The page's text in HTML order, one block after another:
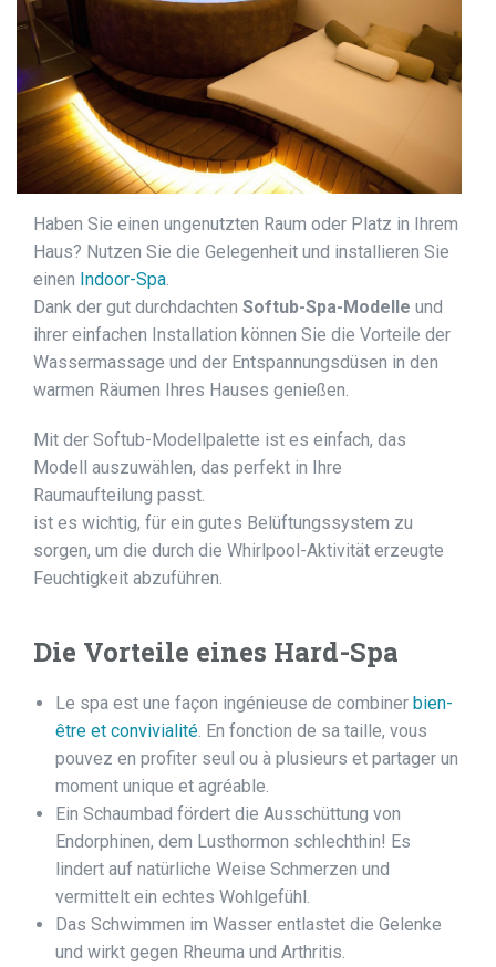
Haben Sie einen ungenutzten Raum oder Platz in Ihrem
Haus? Nutzen Sie die Gelegenheit und installieren Sie
einen Indoor-Spa
Dank der gut durchdachten Softub-Spa-Modelle und
ihrer einfachen Installation können Sie die Vorteile der
Wassermassage und der Entspannungsdüsen in den
warmen Räumen Ihres Hauses genießen.
Mit der Softub-Modellpalette ist es einfach, das
Modell auszuwählen, das perfekt in Ihre
Raumaufteilung passt.
ist es wichtig, für ein gutes Belüftungssystem zu
sorgen, um die durch die Whirlpool-Aktivität erzeugte
Feuchtigkeit abzuführen.
Die Vorteile eines Hard-Spa
Le spa est une façon ingénieuse de combiner bien-
être et convivialité . En fonction de sa taille, vous
pouvez en profiter seul ou à plusieurs et partager un
moment unique et agréable.
Ein Schaumbad fördert die Ausschüttung von
Endorphinen, dem Lusthormon schlechthin! Es
lindert auf natürliche Weise Schmerzen und
vermittelt ein echtes Wohlgefühl.
Das Schwimmen im Wasser entlastet die Gelenke
und wirkt gegen Rheuma und Arthritis.